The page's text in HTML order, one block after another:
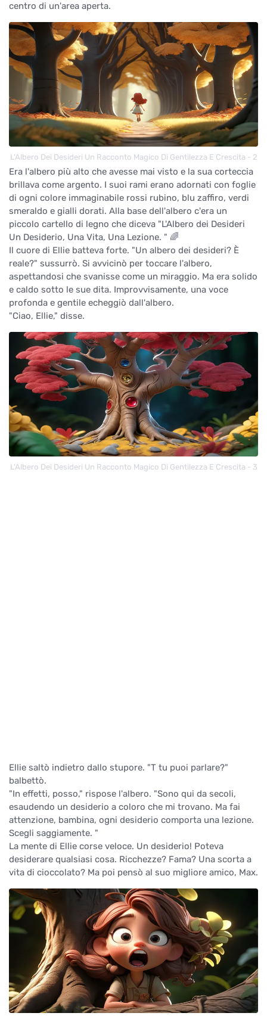
centro di un'area aperta.
L'Albero Dei Desideri Un Racconto Magico Di Gentilezza E Crescita - 2
Era l'albero più alto che avesse mai visto e la sua corteccia
brillava come argento. I suoi rami erano adornati con foglie
di ogni colore immaginabile rossi rubino, blu zaffiro, verdi
smeraldo e gialli dorati. Alla base dell'albero c'era un
piccolo cartello di legno che diceva "L'Albero dei Desideri
Un Desiderio, Una Vita, Una Lezione. " 🌈
Il cuore di Ellie batteva forte. "Un albero dei desideri? È
reale?" sussurrò. Si avvicinò per toccare l'albero,
aspettandosi che svanisse come un miraggio. Ma era solido
e caldo sotto le sue dita. Improvvisamente, una voce
profonda e gentile echeggiò dall'albero.
"Ciao, Ellie," disse.
L'Albero Dei Desideri Un Racconto Magico Di Gentilezza E Crescita - 3
Ellie saltò indietro dallo stupore. "T tu puoi parlare?"
balbettò.
"In effetti, posso," rispose l'albero. "Sono qui da secoli,
esaudendo un desiderio a coloro che mi trovano. Ma fai
attenzione, bambina, ogni desiderio comporta una lezione.
Scegli saggiamente. "
La mente di Ellie corse veloce. Un desiderio! Poteva
desiderare qualsiasi cosa. Ricchezze? Fama? Una scorta a
vita di cioccolato? Ma poi pensò al suo migliore amico, Max.